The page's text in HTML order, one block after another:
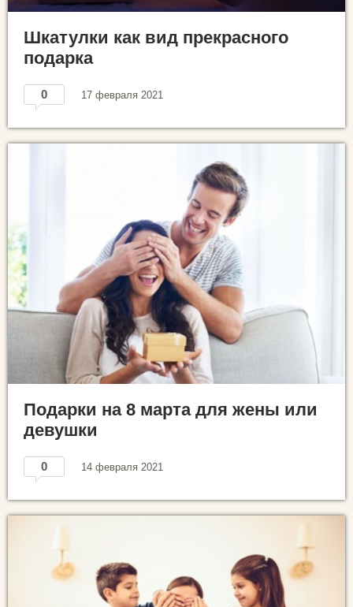
Шкатулки как вид прекрасного
подарка
0 17 февраля 2021
Подарки на 8 марта для жены или
девушки
0 14 февраля 2021